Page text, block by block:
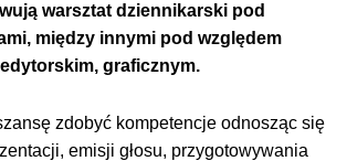
warsztat dziennikarski pod
między innymi pod względem
graficznym.
zdobyć kompetencje odnosząc się
emisji głosu, przygotowywania